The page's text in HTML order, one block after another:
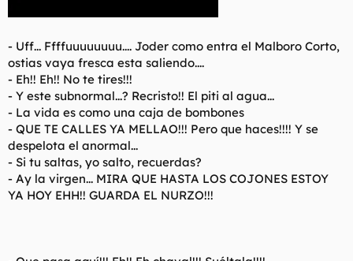
- Uff... Ffffuuuuuuuu.... Joder como entra el Malboro Corto,
ostias vaya fresca esta saliendo....
- Eh!! Eh!! No te tires!!!
- Y este subnormal...? Recristo!! El piti al agua...
- La vida es como una caja de bombones
- QUE TE CALLES YA MELLAO!!! Pero que haces!!!! Y se
despelota el anormal...
- Si tu saltas, yo salto, recuerdas?
- Ay la virgen... MIRA QUE HASTA LOS COJONES ESTOY
YA HOY EHH!! GUARDA EL NURZO!!!